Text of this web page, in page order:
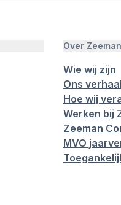
Over Zeeman
Wie wij zijn
Ons verhaal
Hoe wij
Werken bij
Zeeman
MVO